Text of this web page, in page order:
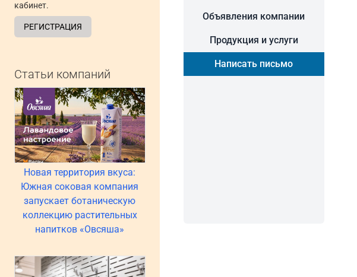
кабинет.
РЕГИСТРАЦИЯ
Статьи компаний
Новая территория вкуса:
Южная соковая компания
запускает ботаническую
коллекцию растительных
напитков «Овсяша»
Объявления компании
Продукция и услуги
Написать письмо